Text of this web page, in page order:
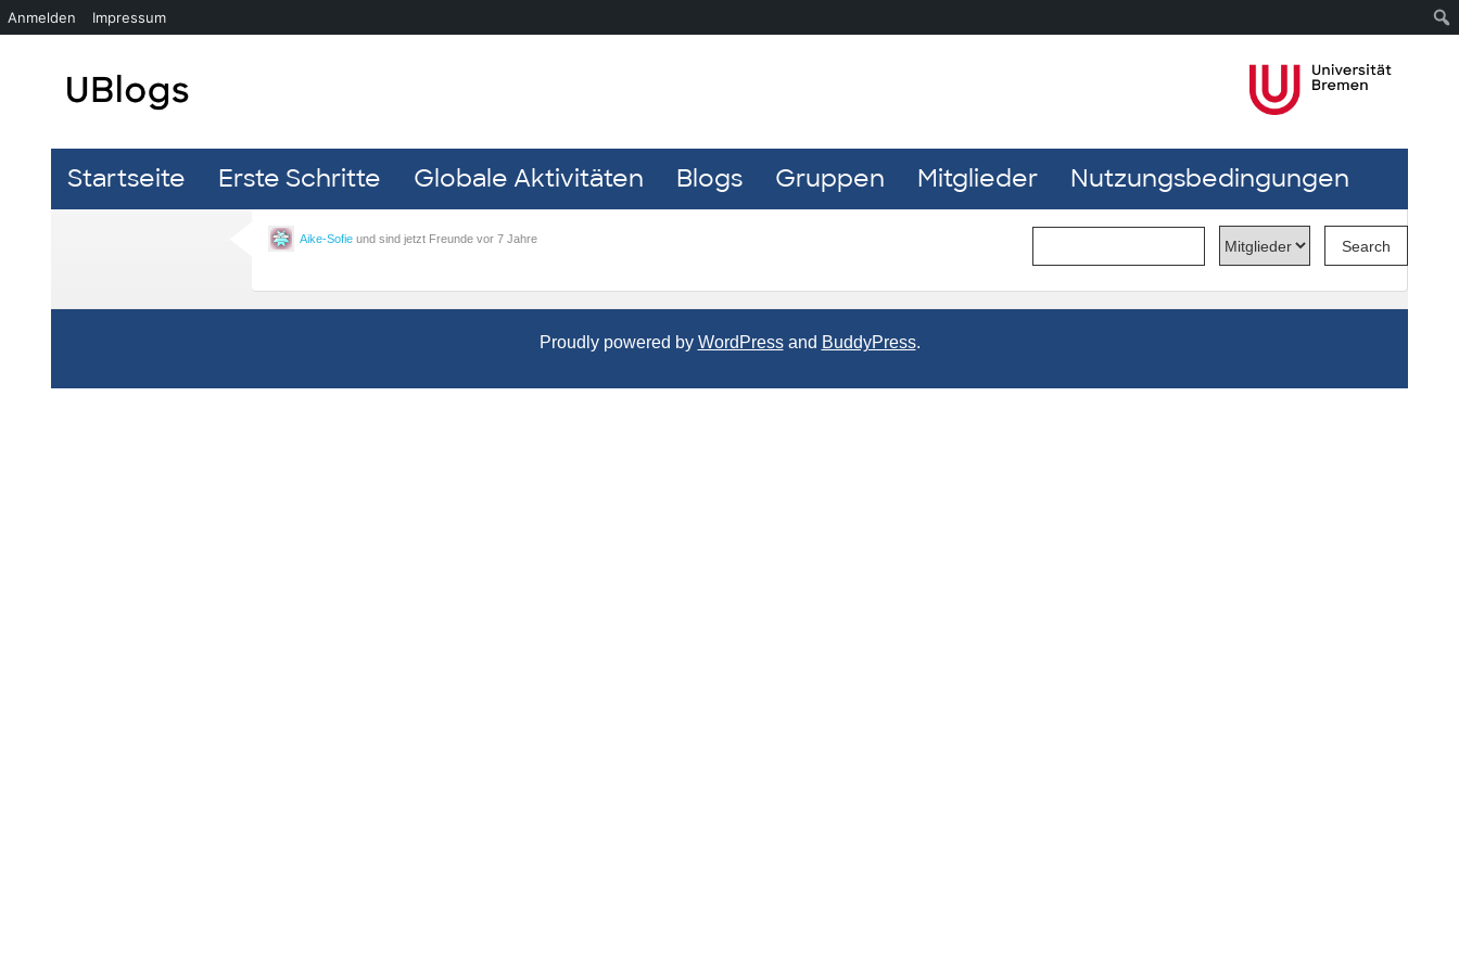
Startseite Erste Schritte Globale Aktivitäten Blogs Gruppen Mitglieder Nutzungsbedingungen
Aike-Sofie und sind jetzt Freunde vor 7 Jahre
Proudly powered by WordPressand BuddyPress.
Anmelden Impressum